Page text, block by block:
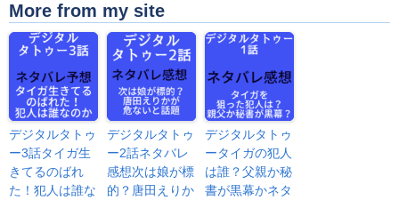
More from my site
デジタルタトゥ
ー3話タイガ生
きてるのばれ
た！犯人は誰な
デジタルタトゥ
ー2話ネタバレ
感想次は娘が標
的？唐田えりか
デジタルタトゥ
ータイガの犯人
は誰？父親か秘
書が黒幕かネタ